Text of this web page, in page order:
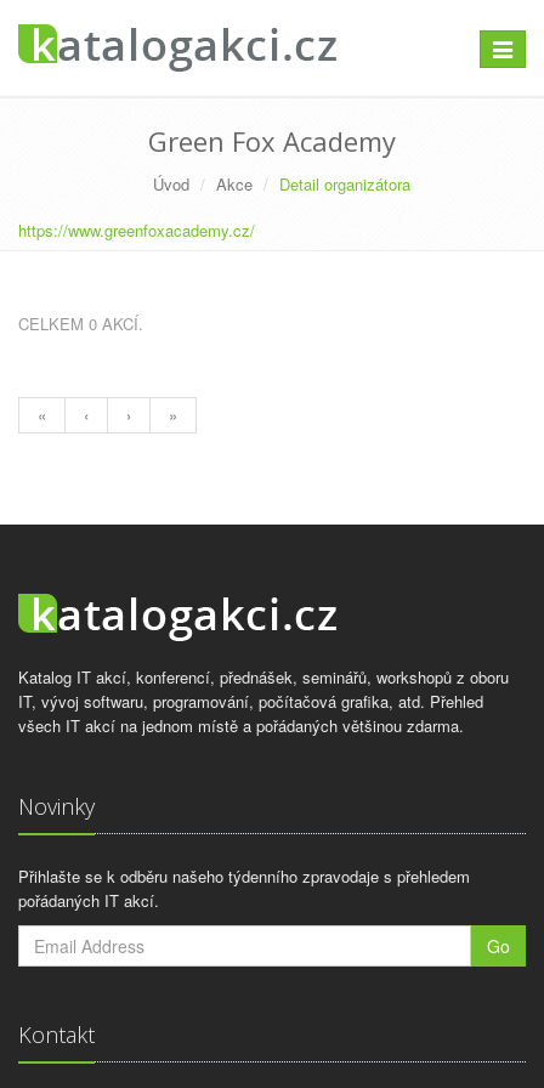
Green Fox Academy
Úvod Akce
Detail organizátora
https://www.greenfoxacademy.cz/
CELKEM 0 AKCÍ.
« ‹ › »
Katalog IT akcí, konferencí, přednášek, seminářů, workshopů z oboru
IT, vývoj softwaru, programování, počítačová grafika, atd. Přehled
všech IT akcí na jednom místě a pořádaných většinou zdarma.
Novinky
Přihlašte se k odběru našeho týdenního zpravodaje s přehledem
pořádaných IT akcí.
Go
Kontakt